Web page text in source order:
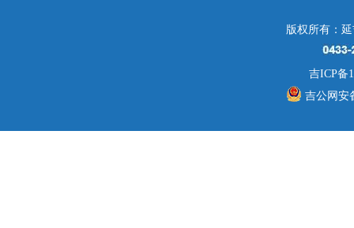
版权所有：
吉ICP备
吉公网安